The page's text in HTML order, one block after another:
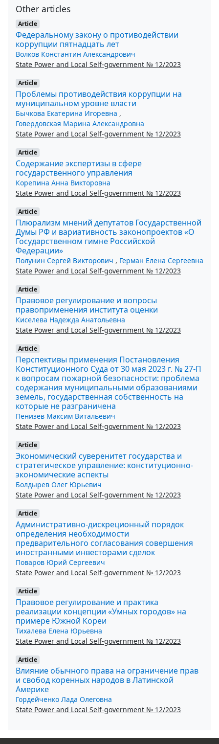
Other articles
Article
Федеральному закону о противодействии
коррупции пятнадцать лет
Волков Константин Александрович
State Power and Local Self-government № 12/2023
Article
Проблемы противодействия коррупции на
муниципальном уровне власти
Бычкова Екатерина Игоревна ,
Говердовская Марина Александровна
State Power and Local Self-government № 12/2023
Article
Содержание экспертизы в сфере
государственного управления
Корепина Анна Викторовна
State Power and Local Self-government № 12/2023
Article
Плюрализм мнений депутатов Государственной
Думы РФ и вариативность законопроектов «О
Государственном гимне Российской
Федерации»
Полунин Сергей Викторович , Герман Елена Сергеевна
State Power and Local Self-government № 12/2023
Article
Правовое регулирование и вопросы
правоприменения института оценки
Киселева Надежда Анатольевна
State Power and Local Self-government № 12/2023
Article
Перспективы применения Постановления
Конституционного Суда от 30 мая 2023 г. № 27-П
к вопросам пожарной безопасности: проблема
содержания муниципальными образованиями
земель, государственная собственность на
которые не разграничена
Пенизев Максим Витальевич
State Power and Local Self-government № 12/2023
Article
Экономический суверенитет государства и
стратегическое управление: конституционно-
экономические аспекты
Болдырев Олег Юрьевич
State Power and Local Self-government № 12/2023
Article
Административно-дискреционный порядок
определения необходимости
предварительного согласования совершения
иностранными инвесторами сделок
Поваров Юрий Сергеевич
State Power and Local Self-government № 12/2023
Article
Правовое регулирование и практика
реализации концепции «Умных городов» на
примере Южной Кореи
Тихалева Елена Юрьевна
State Power and Local Self-government № 12/2023
Article
Влияние обычного права на ограничение прав
и свобод коренных народов в Латинской
Америке
Гордейченко Лада Олеговна
State Power and Local Self-government № 12/2023